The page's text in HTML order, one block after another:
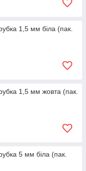
1,5 мм біла (пак.
1,5 мм жовта (пак.
5 мм біла (пак.